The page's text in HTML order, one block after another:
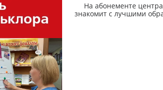
На абонементе
знакомит с лучшими